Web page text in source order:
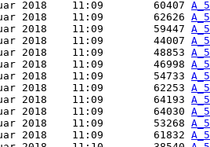
2018    11:09        60407
2018    11:09        62626
2018    11:09        59447
2018    11:09        44007
2018    11:09        48853
2018    11:09        46998
2018    11:09        54733
2018    11:09        62253
2018    11:09        64193
2018    11:09        64030
2018    11:09        53268
2018    11:09        61832